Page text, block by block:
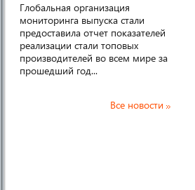
Глобальная организация
мониторинга выпуска стали
предоставила отчет показателей
реализации стали топовых
производителей во всем мире за
прошедший год...
Все новости